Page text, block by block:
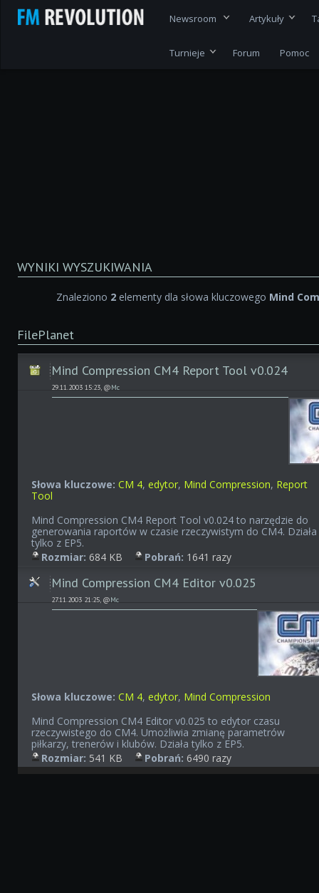
Newsroom Artykuły
Turnieje Forum Pomoc
WYNIKI WYSZUKIWANIA
Znaleziono 2 elementy dla słowa kluczowego Mind
FilePlanet
Mind Compression CM4 Report Tool v0.024
29.11.2003 15:23, @Mc
Słowa kluczowe: CM 4,edytor, Mind Compression, Report
Tool
Mind Compression CM4 Report Tool v0.024 to narzędzie do
generowania raportów w czasie rzeczywistym do CM4. Działa
tylko z EP5.
Rozmiar: 684 KB Pobrań: 1641 razy
Mind Compression CM4 Editor v0.025
27.11.2003 21:25, @Mc
Słowa kluczowe: CM 4,edytor, Mind Compression
Mind Compression CM4 Editor v0.025 to edytor czasu
rzeczywistego do CM4. Umożliwia zmianę parametrów
piłkarzy, trenerów i klubów. Działa tylko z EP5.
Rozmiar: 541 KB Pobrań: 6490 razy